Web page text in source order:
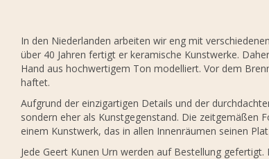
In den Niederlanden arbeiten wir eng mit
über 40 Jahren fertigt er keramische Kunstwerke.
Hand aus hochwertigem Ton modelliert. Vor dem
haftet.
Aufgrund der einzigartigen Details und der
sondern eher als Kunstgegenstand. Die zeitgemäßen
einem Kunstwerk, das in allen Innenräumen seinen
Jede Geert Kunen Urn werden auf Bestellung